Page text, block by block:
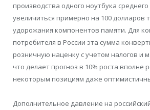
производства одного ноутбука
увеличиться примерно на 100 долларов
удорожания компонентов памяти. Для
потребителя в России эта сумма
розничную наценку с учетом налогов и
что делает прогноз в 10% роста вполне
некоторым позициям даже
Дополнительное давление на